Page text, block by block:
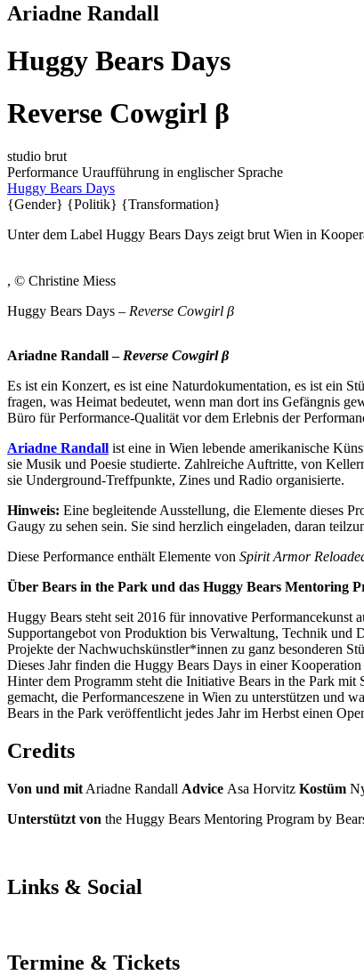
Ariadne Randall
Huggy Bears Days
Reverse Cowgirl β
studio brut
Performance Uraufführung in englischer Sprache
Huggy Bears Days
{Gender} {Politik} {Transformation}
Unter dem Label Huggy Bears Days zeigt brut Wien in
, © Christine Miess
Huggy Bears Days – Reverse Cowgirl β
Ariadne Randall – Reverse Cowgirlβ
Es ist ein Konzert, es ist eine Naturdokumentation, es ist ein
fragen, was Heimat bedeutet, wenn man dort ins Gefängnis
Büro für Performance-Qualität vor dem Erlebnis der
Ariadne Randall ist eine in Wien lebende amerikanische
sie Musik und Poesie studierte. Zahlreiche Auftritte, von
sie Underground-Treffpunkte, Zines und Radio organisierte.
Hinweis: Eine begleitende Ausstellung, die Elemente dieses
Gaugy zu sehen sein. Sie sind herzlich eingeladen, daran
Diese Performance enthält Elemente von Spirit Armor
Über Bears in the Park und das Huggy Bears Mentoring
Huggy Bears steht seit 2016 für innovative Performancekunst
Supportangebot von Produktion bis Verwaltung, Technik und
Projekte der Nachwuchskünstler*innen zu ganz besonderen
Dieses Jahr finden die Huggy Bears Days in einer
Hinter dem Programm steht die Initiative Bears in the Park
gemacht, die Performanceszene in Wien zu unterstützen und
Bears in the Park veröffentlicht jedes Jahr im Herbst einen
Credits
Von und mit Ariadne Randall Advice Asa Horvitz Kostüm
Unterstützt von the Huggy Bears Mentoring Program by
Links & Social
Termine & Tickets